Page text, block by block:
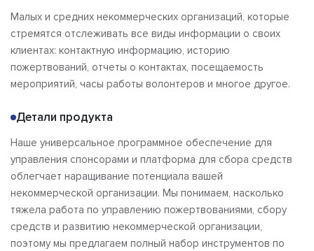
Малых и средних некоммерческих организаций, которые
стремятся отслеживать все виды информации о своих
клиентах: контактную информацию, историю
пожертвований, отчеты о контактах, посещаемость
мероприятий, часы работы волонтеров и многое другое.
Детали продукта
Наше универсальное программное обеспечение для
управления спонсорами и платформа для сбора средств
облегчает наращивание потенциала вашей
некоммерческой организации. Мы понимаем, насколько
тяжела работа по управлению пожертвованиями, сбору
средств и развитию некоммерческой организации,
поэтому мы предлагаем полный набор инструментов по